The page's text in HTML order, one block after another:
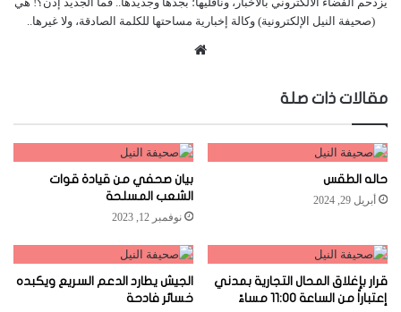
(صحيفة النيل الإلكترونية) وكالة إخبارية مساحتها للكلمة الصادقة، ولا غيرها..
مقالات ذات صلة
حاله الطقس
أبريل 29, 2024
بيان صحفي من قيادة قوات
الشعب المسلحة
نوفمبر 12, 2023
قرار بإغلاق المحال التجارية بمدني
إعتباراً من الساعة 11:00 مساءً
الجيش يطارد الدعم السريع ويكبده
خسائر فادحة